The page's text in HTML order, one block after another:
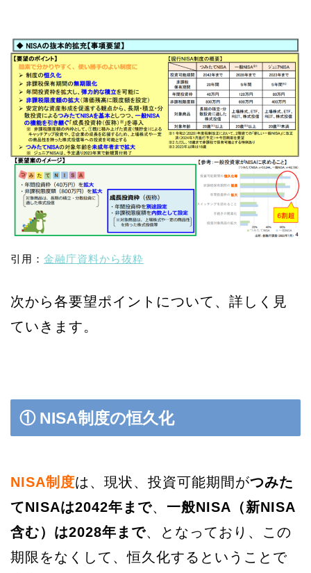
引用： 金融庁資料から抜粋
次から各要望ポイントについて、詳しく見
ていきます。
① NISA制度の恒久化
NISA制度は、現状、投資可能期間がつみた
てNISAは2042年まで、 一般NISA（新NISA
含む）は2028年まで、となっており、この
期限をなくして、恒久化するということで